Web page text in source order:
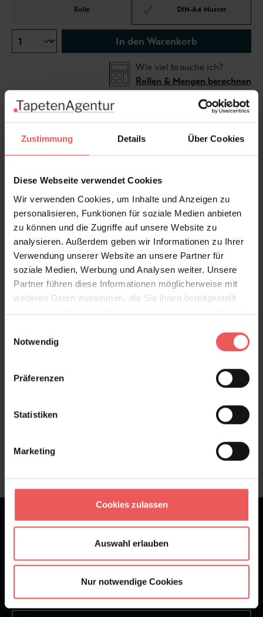
Zustimmung Details Über Cookies
Diese Webseite verwendet Cookies
Wir verwenden Cookies, um Inhalte und Anzeigen zu
personalisieren, Funktionen für soziale Medien anbieten
zu können und die Zugriffe auf unsere Website zu
analysieren. Außerdem geben wir Informationen zu Ihrer
Verwendung unserer Website an unsere Partner für
soziale Medien, Werbung und Analysen weiter. Unsere
Partner führen diese Informationen möglicherweise mit
weiteren Daten zusammen, die Sie ihnen bereitgestellt
haben oder die sie im Rahmen Ihrer Nutzung der Dienste
Notwendig
Präferenzen
Statistiken
Marketing
Cookies zulassen
Auswahl erlauben
Nur notwendige Cookies
Rolle DIN-A4 Muster
In den Warenkorb
Wie viel brauche ich?
Rollen & Mengen berechnen
Die Tapete Fairytale Fox Dusty Pink zaubert mit ihren
zarten Rosa-Nuancen und verspielten
ins Kinderzimmer. Das liebevoll illustrierte Muster mit
beruhigend und fantasieanregend – ideal für kleine
Träumerinnen und Träumer.
Produktdetails
Versand & Zahlung
Bewertungen
★★★★★Bei 1245 Bewertungen